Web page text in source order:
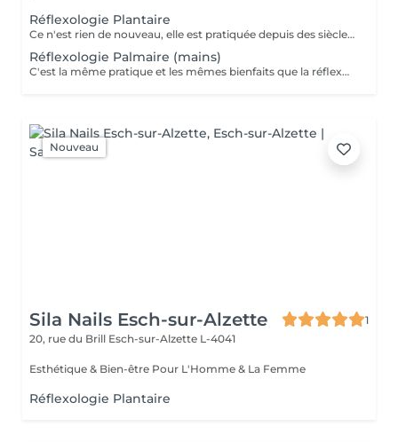
Réflexologie Plantaire
Ce n'est rien de nouveau, elle est pratiquée depuis des siècles, en Egypte, Tibet et Chine ; C'est une Technique manuelle, naturelle et sans danger. Elle ne guérit pas mais par une stimulation des zones réflexes, nous aidons l'organisme à un bon fonctionnement : urinaire, respiratoire, digestif, endocrinien et osseux. Le Pied est le corps en miniature. Nous pouvons constater que chaque zone est reliée à des organes précis du corps et par l'action du toucher, le corps va recevoir une information et va le transmettre au système nerveux. C'est une médecine ou thérapie douce utilisée pour relâcher les tensions du corps en utilisant le massage ou des pressions sur le pied ! C'est pourquoi nous parlerons d'Aide et d'Accompagnement
Réflexologie Palmaire (mains)
C'est la même pratique et les mêmes bienfaits que la réflexologie des pieds ; "de plus c est très bénéfique pour les douleurs des articulations des mains , et pour ceux qui ont de l 'arthrose également..." contre indication : Femmes enceintes (- de 3 mois) ; pacemaker, thrombose, cancer et Fièvre.
Nouveau
Sila Nails Esch-sur-Alzette
1
20, rue du Brill Esch-sur-Alzette L-4041
Esthétique & Bien-être Pour L'Homme & La Femme
Réflexologie Plantaire